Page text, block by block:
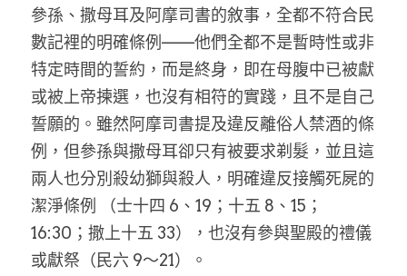
參孫、撒母耳及阿摩司書的敘事，全都不符合民
數記裡的明確條例——他們全都不是暫時性或非
特定時間的誓約，而是終身，即在母腹中已被獻
或被上帝揀選，也沒有相符的實踐，且不是自己
誓願的。雖然阿摩司書提及違反離俗人禁酒的條
例，但參孫與撒母耳卻只有被要求剃髮，並且這
兩人也分別殺幼獅與殺人，明確違反接觸死屍的
潔淨條例 （士十四 6、19；十五 8、15；
16:30；撒上十五 33），也沒有參與聖殿的禮儀
或獻祭（民六 9～21）。